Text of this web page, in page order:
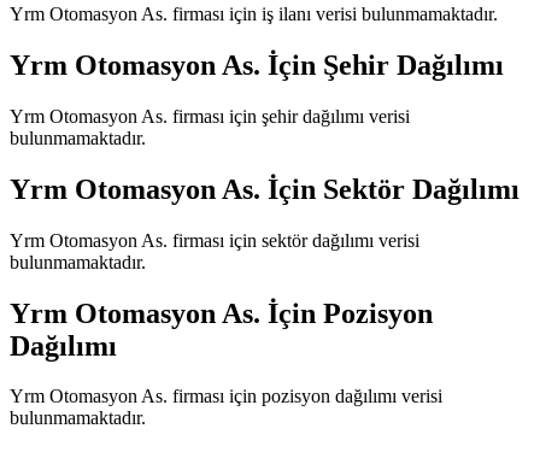
Yrm Otomasyon As. firması için iş ilanı verisi bulunmamaktadır.
Yrm Otomasyon As. İçin Şehir Dağılımı
Yrm Otomasyon As. firması için şehir dağılımı verisi
bulunmamaktadır.
Yrm Otomasyon As. İçin Sektör Dağılımı
Yrm Otomasyon As. firması için sektör dağılımı verisi
bulunmamaktadır.
Yrm Otomasyon As. İçin Pozisyon
Dağılımı
Yrm Otomasyon As. firması için pozisyon dağılımı verisi
bulunmamaktadır.